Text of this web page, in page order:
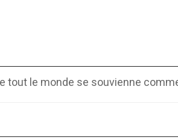
tout le monde se souvienne